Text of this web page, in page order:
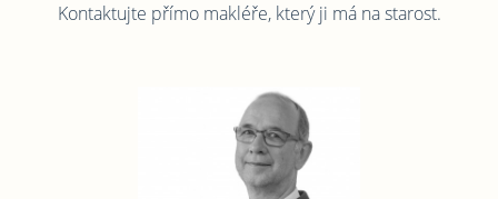
Kontaktujte přímo makléře, který ji má na starost.